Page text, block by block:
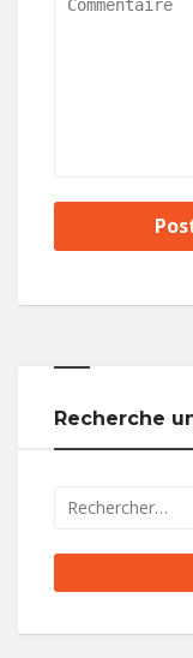
Recherche